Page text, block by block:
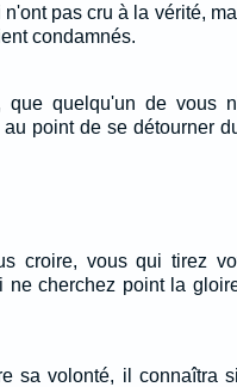
pas cru à la vérité,
condamnés.
que quelqu'un de vous
point de se détourner
croire, vous qui tirez
ne cherchez point la
sa volonté, il connaîtra